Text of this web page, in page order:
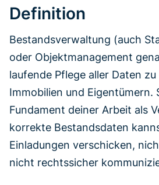
Definition
Bestandsverwaltung (auch
oder Objektmanagement
laufende Pflege aller Daten
Immobilien und Eigentümern.
Fundament deiner Arbeit als
korrekte Bestandsdaten
Einladungen verschicken,
nicht rechtssicher